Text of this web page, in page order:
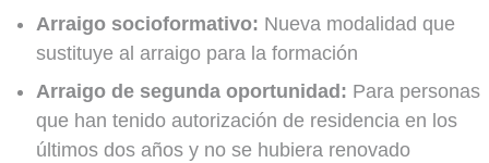
Arraigo socioformativo: Nueva modalidad que
sustituye al arraigo para la formación
Arraigo de segunda oportunidad: Para personas
que han tenido autorización de residencia en los
últimos dos años y no se hubiera renovado